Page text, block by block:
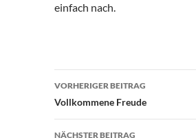
einfach nach.
Beitragsnavigation
VORHERIGER BEITRAG
Vollkommene Freude
NÄCHSTER BEITRAG